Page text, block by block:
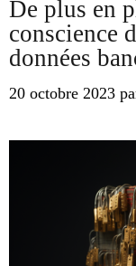
De plus en
conscience
données
20 octobre 2023